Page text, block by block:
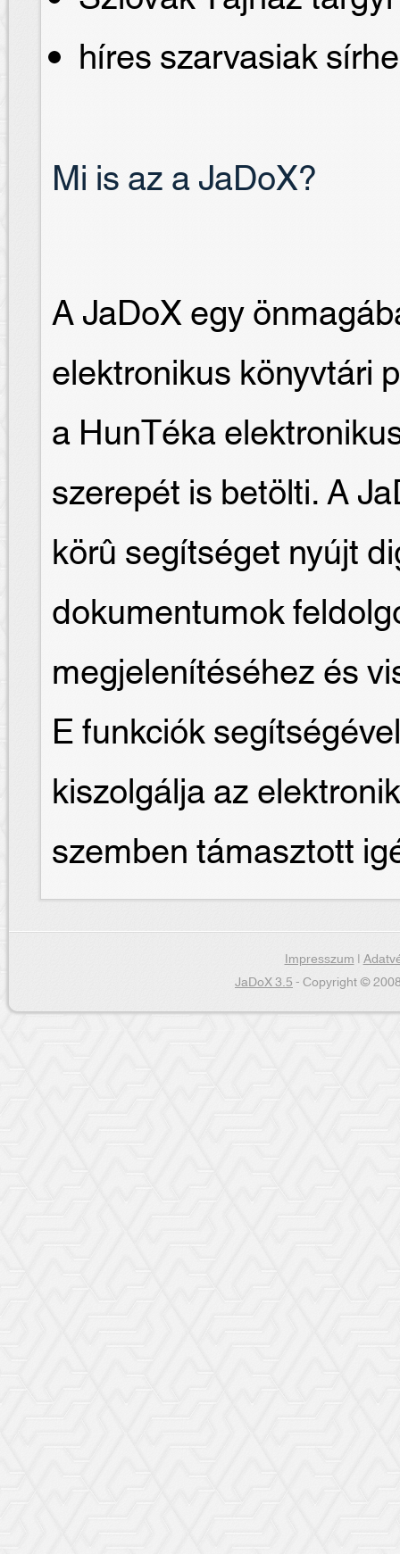
híres szarvasiak
Mi is az a JaDoX?
A JaDoX egy
elektronikus könyvtári
a HunTéka
szerepét is betölti. A
körû segítséget nyújt
dokumentumok
megjelenítéséhez és
E funkciók
kiszolgálja az
szemben támasztott
Impresszum|
JaDoX 3.5- Copyright ©